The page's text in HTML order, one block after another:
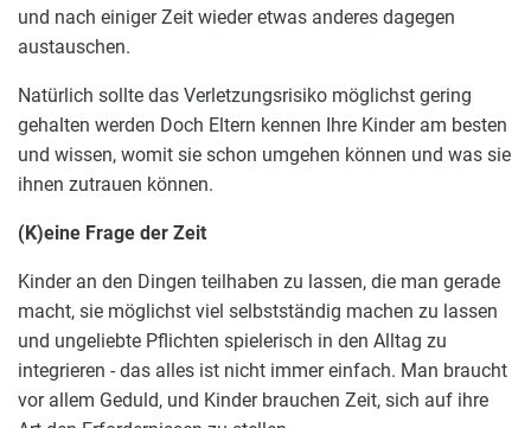
und nach einiger Zeit wieder etwas anderes dagegen
austauschen.
Natürlich sollte das Verletzungsrisiko möglichst gering
gehalten werden Doch Eltern kennen Ihre Kinder am besten
und wissen, womit sie schon umgehen können und was sie
ihnen zutrauen können.
(K)eine Frage der Zeit
Kinder an den Dingen teilhaben zu lassen, die man gerade
macht, sie möglichst viel selbstständig machen zu lassen
und ungeliebte Pflichten spielerisch in den Alltag zu
integrieren - das alles ist nicht immer einfach. Man braucht
vor allem Geduld, und Kinder brauchen Zeit, sich auf ihre